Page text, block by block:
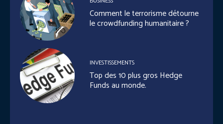
Comment le terrorisme détourne
le crowdfunding humanitaire ?
INVESTISSEMENTS
Top des 10 plus gros Hedge
Funds au monde.